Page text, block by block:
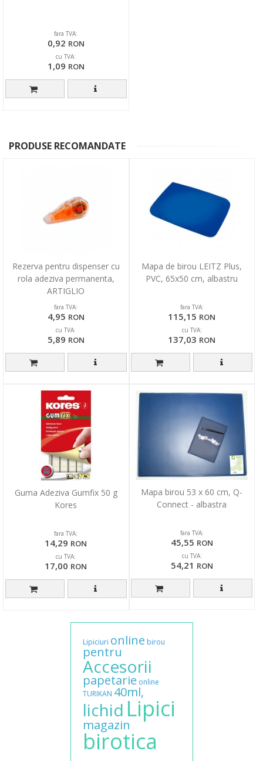
fara TVA:
0,92 RON
cu TVA:
1,09 RON
PRODUSE RECOMANDATE
Rezerva pentru dispenser cu
rola adeziva permanenta,
ARTIGLIO
fara TVA:
4,95 RON
cu TVA:
5,89 RON
Mapa de birou LEITZ Plus,
PVC, 65x50 cm, albastru
fara TVA:
115,15 RON
cu TVA:
137,03 RON
Guma Adeziva Gumfix 50 g
Kores
fara TVA:
14,29 RON
cu TVA:
17,00 RON
Mapa birou 53 x 60 cm, Q-
Connect - albastra
fara TVA:
45,55 RON
cu TVA:
54,21 RON
Lipiciuri online birou
pentru
Accesorii
papetarie online
TURIKAN 40ml,
lichid Lipici
magazin
birotica